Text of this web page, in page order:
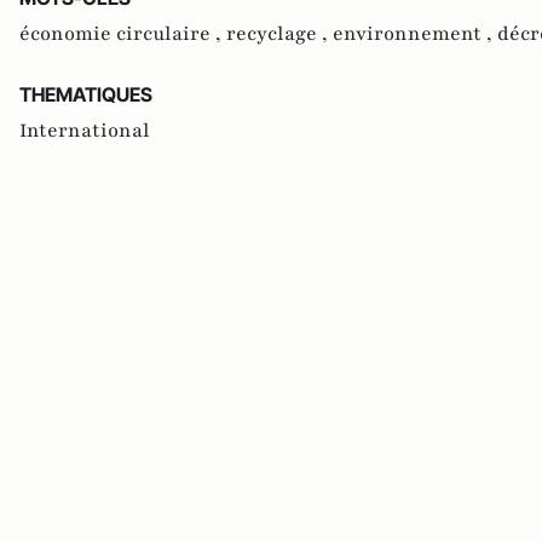
économie circulaire , recyclage , environnement ,
THEMATIQUES
International